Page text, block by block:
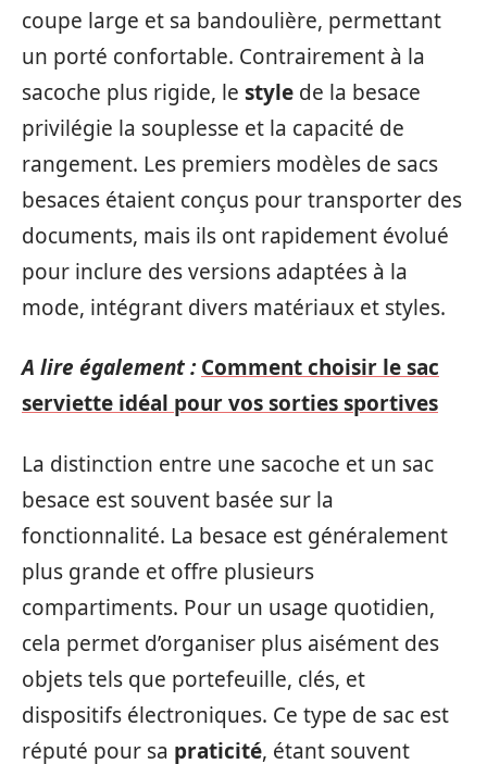
coupe large et sa bandoulière, permettant
un porté confortable. Contrairement à la
sacoche plus rigide, le style de la besace
privilégie la souplesse et la capacité de
rangement. Les premiers modèles de sacs
besaces étaient conçus pour transporter des
documents, mais ils ont rapidement évolué
pour inclure des versions adaptées à la
mode, intégrant divers matériaux et styles.
A lire également : Comment choisir le sac
serviette idéal pour vos sorties sportives
La distinction entre une sacoche et un sac
besace est souvent basée sur la
fonctionnalité. La besace est généralement
plus grande et offre plusieurs
compartiments. Pour un usage quotidien,
cela permet d’organiser plus aisément des
objets tels que portefeuille, clés, et
dispositifs électroniques. Ce type de sac est
réputé pour sa praticité, étant souvent